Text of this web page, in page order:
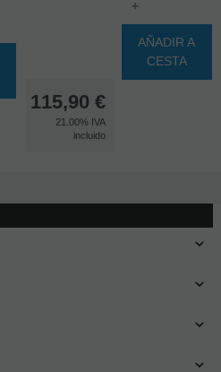
115,90 €
21.00% IVA
incluido
+
AÑADIR A
CESTA